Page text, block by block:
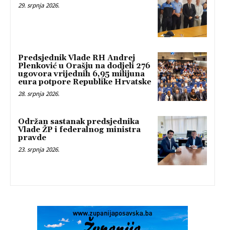
29. srpnja 2026.
Predsjednik Vlade RH Andrej
Plenković u Orašju na dodjeli 276
ugovora vrijednih 6,95 milijuna
eura potpore Republike Hrvatske
28. srpnja 2026.
Održan sastanak predsjednika
Vlade ŽP i federalnog ministra
pravde
23. srpnja 2026.